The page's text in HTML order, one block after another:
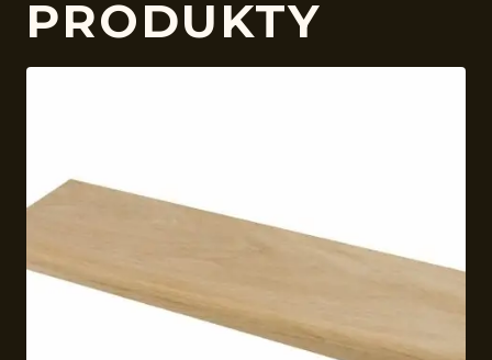
PRODUKTY